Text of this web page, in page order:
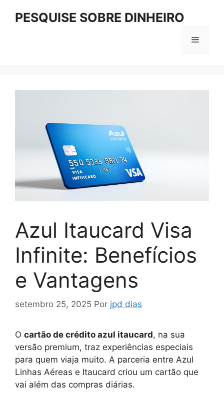
PESQUISE SOBRE DINHEIRO
Menu
Azul Itaucard Visa
Infinite: Benefícios
e Vantagens
setembro 25, 2025 Por jpd dias
O cartão de crédito azul itaucard, na sua
versão premium, traz experiências especiais
para quem viaja muito. A parceria entre Azul
Linhas Aéreas e Itaucard criou um cartão que
vai além das compras diárias.